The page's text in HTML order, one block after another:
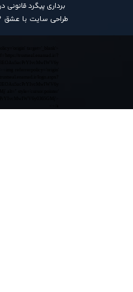
برداری پیگرد
طراحی سایت با عشق